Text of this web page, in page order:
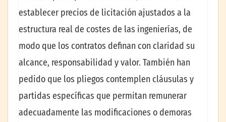
establecer precios de licitación ajustados a la
estructura real de costes de las ingenierías, de
modo que los contratos definan con claridad su
alcance, responsabilidad y valor. También han
pedido que los pliegos contemplen cláusulas y
partidas específicas que permitan remunerar
adecuadamente las modificaciones o demoras